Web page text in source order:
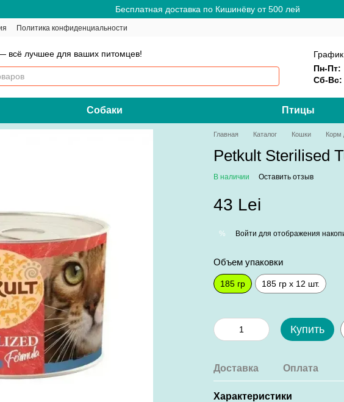
Бесплатная доставка по Кишинёву от 500 лей
Политика конфиденциальности
всё лучшее для ваших питомцев!
Пн-Пт:
Сб-Вс:
Собаки Птицы
Главная Каталог Кошки Корм
Petkult Sterilised
В наличии Оставить отзыв
43 Lei
% Войти для отображения
Объем упаковки
185 гр 185 гр x 12 шт.
Купить
Доставка Оплата
Характеристики